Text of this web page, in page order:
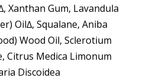
Xanthan Gum, Lavandula
Oil∆, Squalane, Aniba
Wood Oil, Sclerotium
Citrus Medica Limonum
Discoidea